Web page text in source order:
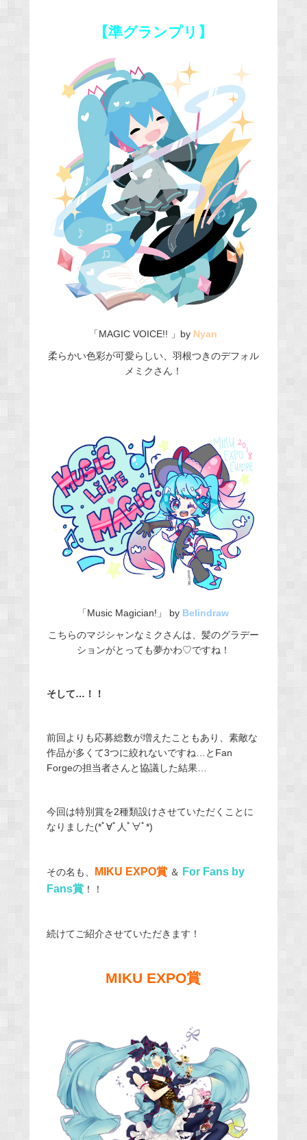
【準グランプリ】
「MAGIC VOICE!! 」by Nyan
柔らかい色彩が可愛らしい、羽根つきのデフォル
メミクさん！
「Music Magician!」 by Belindraw
こちらのマジシャンなミクさんは、髪のグラデー
ションがとっても夢かわ♡ですね！
そして…！！
前回よりも応募総数が増えたこともあり、素敵な
作品が多くて3つに絞れないですね…とFan
Forgeの担当者さんと協議した結果…
今回は特別賞を2種類設けさせていただくことに
なりました(*ﾟ∀ﾟ人ﾟ∀ﾟ*)
その名も、 MIKU EXPO賞 ＆
For Fans by
Fans賞！！
続けてご紹介させていただきます！
MIKU EXPO賞